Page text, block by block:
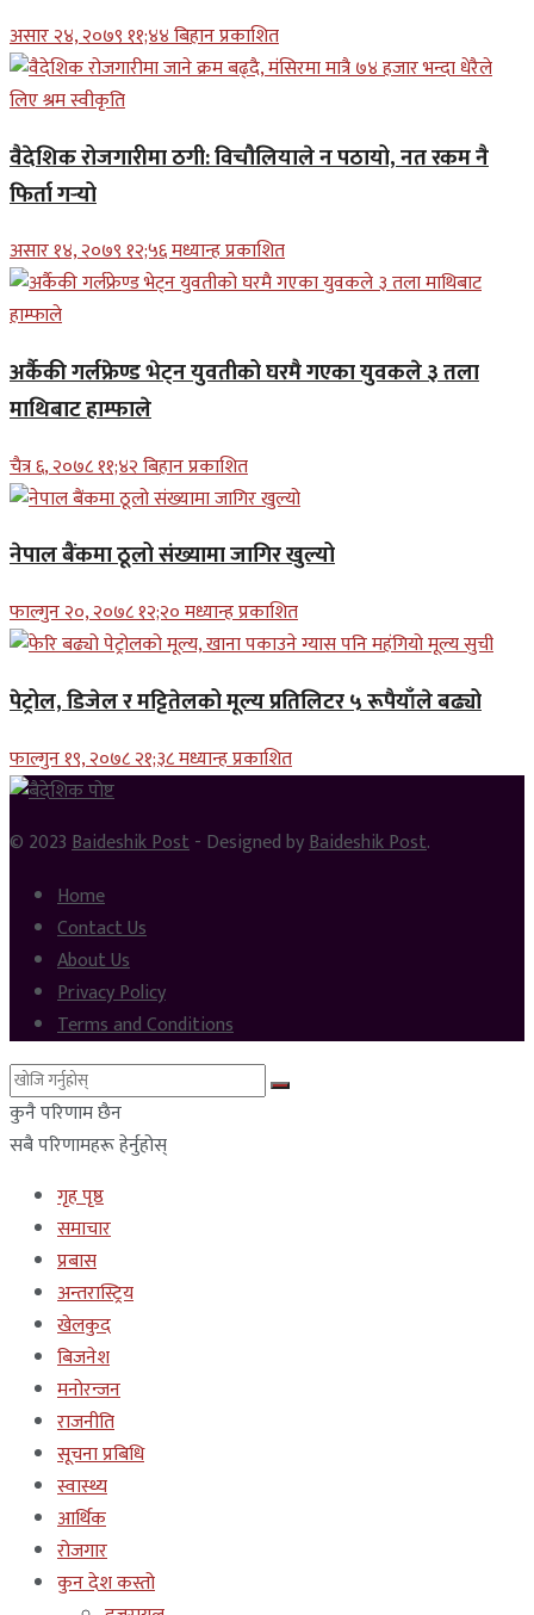
असार २४, २०७९ ११;४४ बिहान प्रकाशित
वैदेशिक रोजगारीमा ठगी: विचौलियाले न पठायो, नत रकम नै
फिर्ता गर्‍यो
असार १४, २०७९ १२;५६ मध्यान्ह प्रकाशित
अर्कैकी गर्लफ्रेण्ड भेट्न युवतीको घरमै गएका युवकले ३ तला
माथिबाट हाम्फाले
चैत्र ६, २०७८ ११;४२ बिहान प्रकाशित
नेपाल बैंकमा ठूलो संख्यामा जागिर खुल्यो
फाल्गुन २०, २०७८ १२;२० मध्यान्ह प्रकाशित
पेट्रोल, डिजेल र मट्टितेलको मूल्य प्रतिलिटर ५ रूपैयाँले बढ्यो
फाल्गुन १९, २०७८ २१;३८ मध्यान्ह प्रकाशित
© 2023Baideshik Post- Designed byBaideshik Post.
Home
Contact Us
About Us
Privacy Policy
Terms and Conditions
कुनै परिणाम छैन
सबै परिणामहरू हेर्नुहोस्
गृह पृष्ठ
समाचार
प्रबास
अन्तरास्ट्रिय
खेलकुद
बिजनेश
मनोरन्जन
राजनीति
सूचना प्रबिधि
स्वास्थ्य
आर्थिक
रोजगार
कुन देश कस्तो